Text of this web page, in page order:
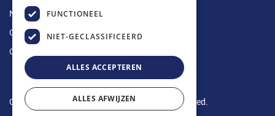
Nieuws
Contact
Offerte aanvragen
Copyright © 2024 Longin Service. All rights reserved.
FUNCTIONEEL
NIET-GECLASSIFICEERD
ALLES ACCEPTEREN
ALLES AFWIJZEN